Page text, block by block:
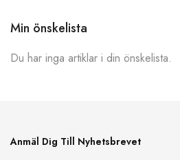
Min önskelista
Du har inga artiklar i din önskelista.
Anmäl Dig Till Nyhetsbrevet